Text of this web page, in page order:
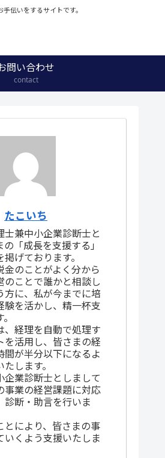
伝いをするサイトです。
問い合わせ
contact
たこいち
兼中小企業診断士と
「成長を支援する」
げております。
のことがよく分から
のことで誰かと相談し
方に、私が今までに培
験を活かし、精一杯支
経理を自動で処理す
を活用し、皆さまの経
間が半分以下になるよ
します。
業診断士としまして
事業の経営課題に対応
診断・助言を行いま
により、皆さまの事
いくよう支援いたしま